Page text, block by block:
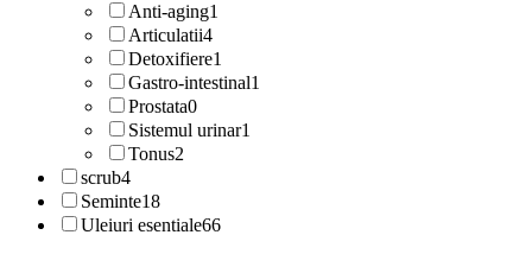
Anti-aging1
Articulatii4
Detoxifiere1
Gastro-intestinal1
Prostata0
Sistemul urinar1
Tonus2
scrub4
Seminte18
Uleiuri esentiale66